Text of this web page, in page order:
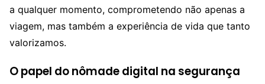
a qualquer momento, comprometendo não apenas a
viagem, mas também a experiência de vida que tanto
valorizamos.
O papel do nômade digital na segurança